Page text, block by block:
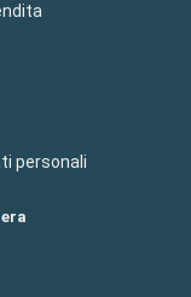
personali